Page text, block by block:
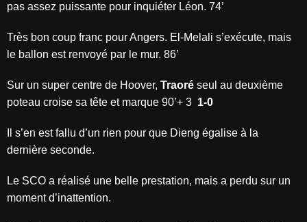
pas assez puissante pour inquiéter Léon. 74’
Très bon coup franc pour Angers. El-Melali s’exécute, mais
le ballon est renvoyé par le mur. 86’
Sur un super centre de Hoover, Traoré seul au deuxième
poteau croise sa tête et marque 90’+ 3 1-0
Il s’en est fallu d’un rien pour que Dieng égalise à la
dernière seconde.
Le SCO a réalisé une belle prestation, mais a perdu sur un
moment d’inattention.